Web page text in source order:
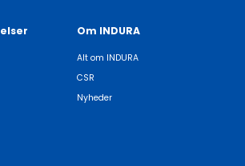
Om INDURA
Alt om INDURA
CSR
Nyheder